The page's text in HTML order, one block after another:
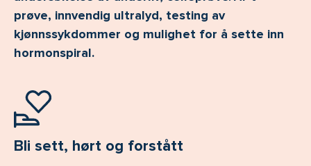
prøve, innvendig ultralyd, testing av
kjønnssykdommer og mulighet for å sette inn
hormonspiral.
Bli sett, hørt og forstått